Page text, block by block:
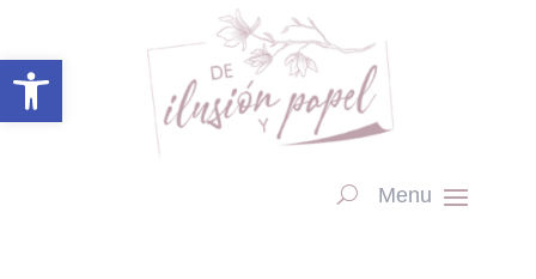
Abrir barra de herramientas